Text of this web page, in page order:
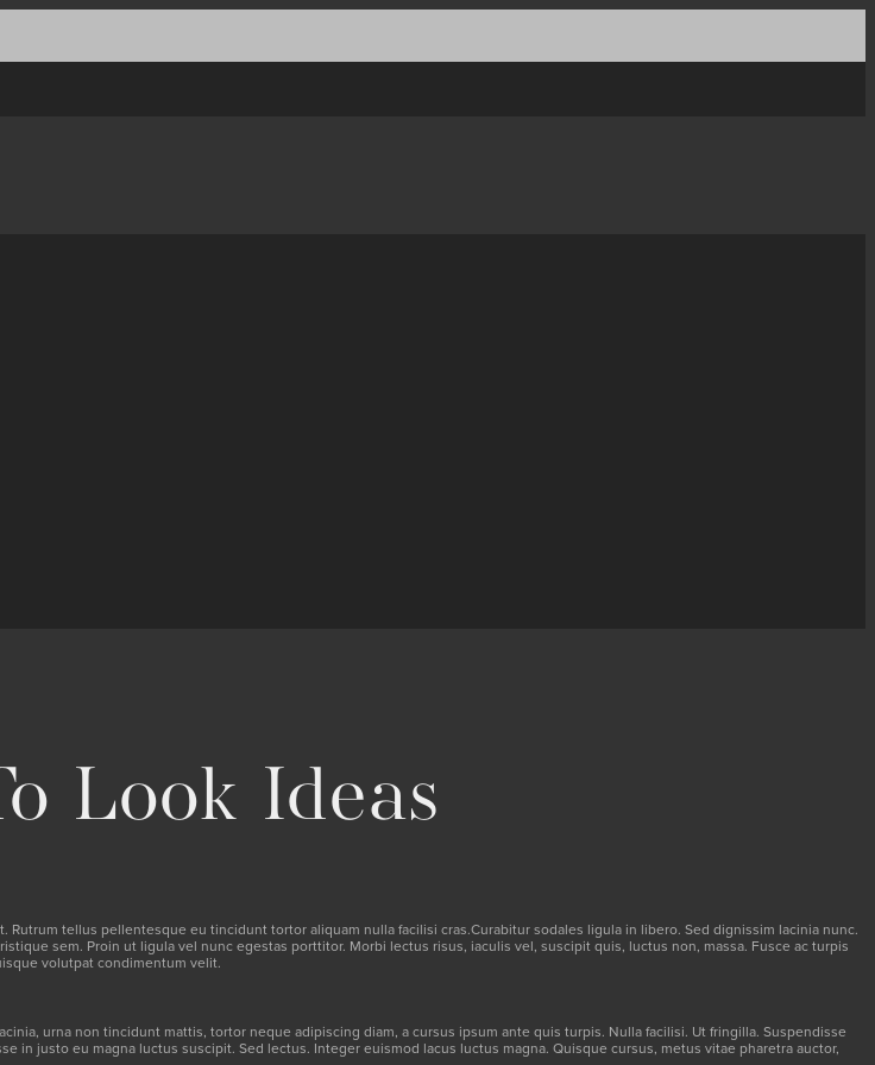
Look Ideas
tellus pellentesque eu tincidunt tortor aliquam nulla facilisi cras.Curabitur sodales ligula in libero. Sed dignissim lacinia nunc.
sem. Proin ut ligula vel nunc egestas porttitor. Morbi lectus risus, iaculis vel, suscipit quis, luctus non, massa. Fusce ac turpis
volutpat condimentum velit.
urna non tincidunt mattis, tortor neque adipiscing diam, a cursus ipsum ante quis turpis. Nulla facilisi. Ut fringilla. Suspendisse
justo eu magna luctus suscipit. Sed lectus. Integer euismod lacus luctus magna. Quisque cursus, metus vitae pharetra auctor,